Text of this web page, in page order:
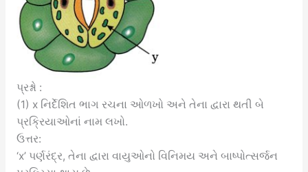
પ્રશ્નો :
(1) x નિર્દેશિત ભાગ રચના ઓળખો અને તેના દ્વારા થતી બે
પ્રક્રિયાઓનાં નામ લખો.
ઉત્તર:
‘x’ પર્ણરંદ્ર, તેના દ્વારા વાયુઓનો વિનિમય અને બાષ્પોત્સર્જન